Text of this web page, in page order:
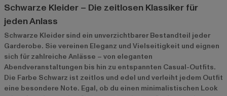
Schwarze Kleider – Die zeitlosen Klassiker für
jeden Anlass
Schwarze Kleider sind ein unverzichtbarer Bestandteil jeder
Garderobe. Sie vereinen Eleganz und Vielseitigkeit und eignen
sich für zahlreiche Anlässe – von eleganten
Abendveranstaltungen bis hin zu entspannten Casual-Outfits.
Die Farbe Schwarz ist zeitlos und edel und verleiht jedem Outfit
eine besondere Note. Egal, ob du einen minimalistischen Look